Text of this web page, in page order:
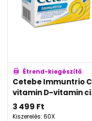
Étrend-kiegészítő
Cetebe Immuntrio
vitamin D-vitamin
3 499 Ft
Kiszerelés: 60X